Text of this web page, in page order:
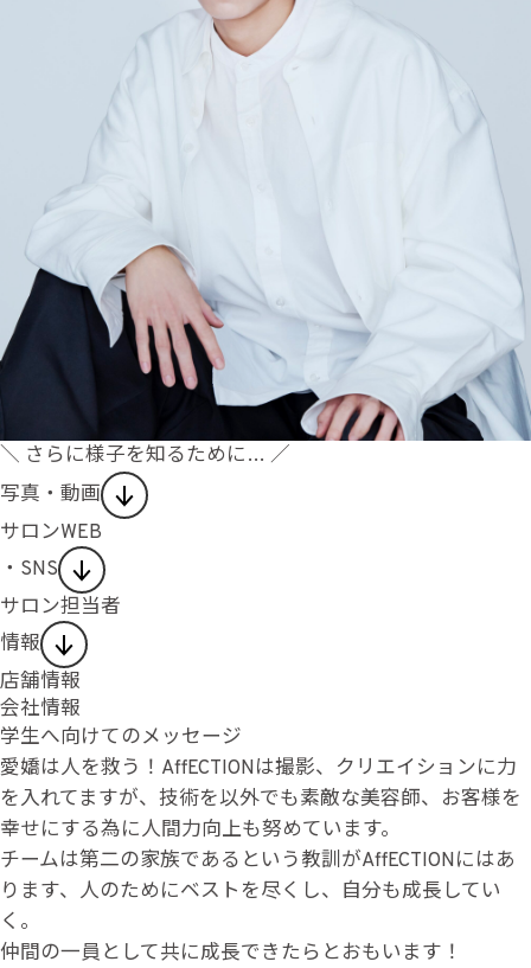
＼ さらに様子を知るために… ／
写真・動画
サロンWEB
・SNS
サロン担当者
情報
店舗情報
会社情報
学生へ向けてのメッセージ
愛嬌は人を救う！AffECTIONは撮影、クリエイションに力
を入れてますが、技術を以外でも素敵な美容師、お客様を
幸せにする為に人間力向上も努めています。
チームは第二の家族であるという教訓がAffECTIONにはあ
ります、人のためにベストを尽くし、自分も成長してい
く。
仲間の一員として共に成長できたらとおもいます！